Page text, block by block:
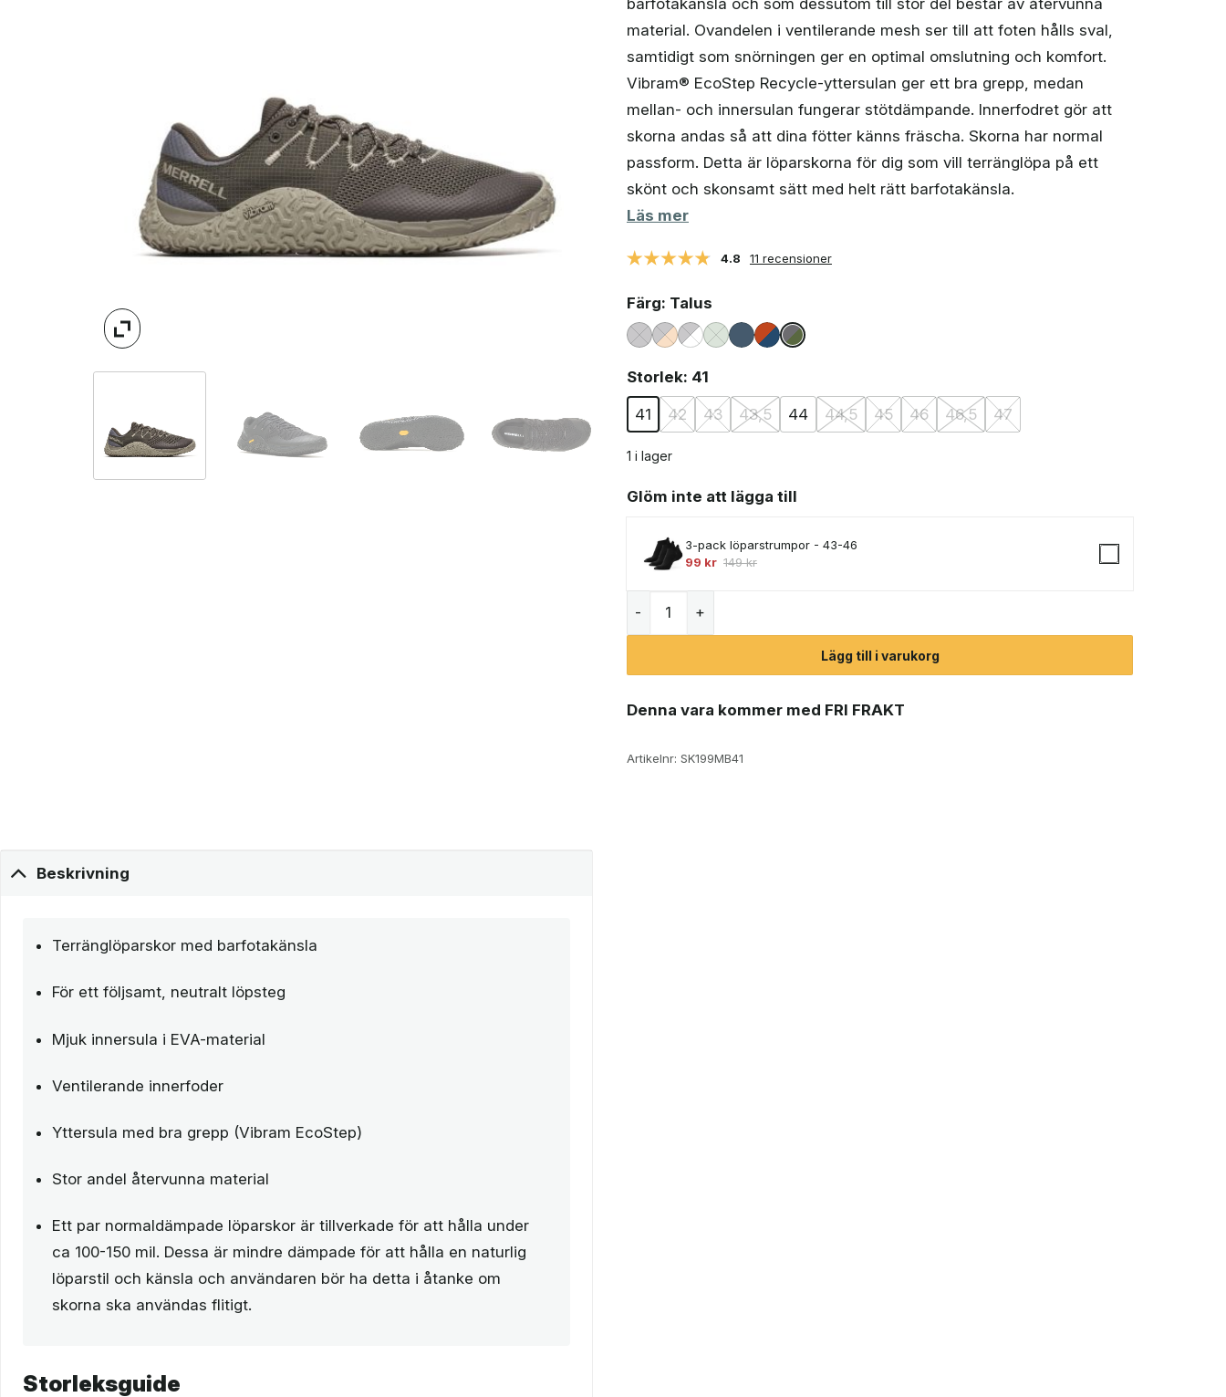
var:
1
000 kr.
är:
840 kr.
barfotakänsla och som dessutom till stor del består av återvunna
material. Ovandelen i ventilerande mesh ser till att foten hålls sval,
samtidigt som snörningen ger en optimal omslutning och komfort.
Vibram® EcoStep Recycle-yttersulan ger ett bra grepp, medan
mellan- och innersulan fungerar stötdämpande. Innerfodret gör att
skorna andas så att dina fötter känns fräscha. Skorna har normal
passform. Detta är löparskorna för dig som vill terränglöpa på ett
skönt och skonsamt sätt med helt rätt barfotakänsla.
Läs mer
4.8 11 recensioner
Färg: Talus
Storlek: 41
41 42 43 43,5 44 44,5 45 46 46,5 47
1 i lager
Glöm inte att lägga till
3-pack löparstrumpor - 43-46
99 kr 149kr
Lägg till i varukorg
Denna vara kommer med FRI FRAKT
Artikelnr: SK199MB41
Beskrivning
Terränglöparskor med barfotakänsla
För ett följsamt, neutralt löpsteg
Mjuk innersula i EVA-material
Ventilerande innerfoder
Yttersula med bra grepp (Vibram EcoStep)
Stor andel återvunna material
Ett par normaldämpade löparskor är tillverkade för att hålla under
ca 100-150 mil. Dessa är mindre dämpade för att hålla en naturlig
löparstil och känsla och användaren bör ha detta i åtanke om
skorna ska användas flitigt.
Storleksguide